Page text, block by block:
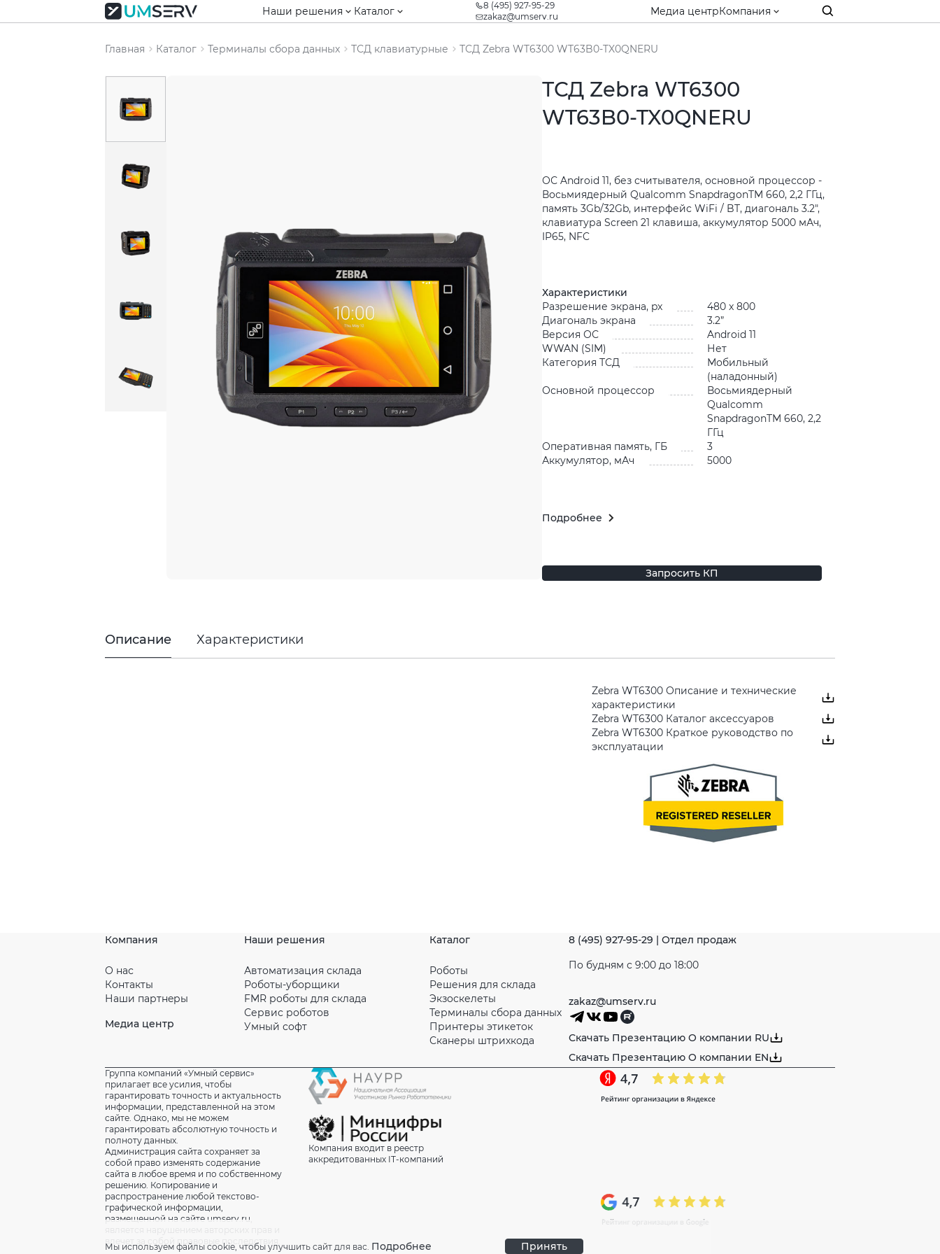
Наши решения Каталог
8 (495) 927-95-29
zakaz@umserv.ru
Медиа центрКомпания
Главная Каталог Терминалы сбора данных ТСД клавиатурные ТСД Zebra WT6300 WT63B0-TX0QNERU
ТСД Zebra WT6300
WT63B0-TX0QNERU
ОС Android 11, без считывателя, основной процессор -
Восьмиядерный Qualcomm SnapdragonTM 660, 2,2 ГГц,
память 3Gb/32Gb, интерфейс WiFi / BT, диагональ 3.2",
клавиатура Screen 21 клавиша, аккумулятор 5000 мАч,
IP65, NFC
Характеристики
Разрешение экрана, px
480 x 800
Диагональ экрана
3.2”
Версия ОС
Android 11
WWAN (SIM)
Нет
Категория ТСД
Мобильный
(наладонный)
Основной процессор
Восьмиядерный
Qualcomm
SnapdragonTM 660, 2,2
ГГц
Оперативная память, ГБ
3
Аккумулятор, мАч
5000
Подробнее
Запросить КП
Описание Характеристики
Zebra WT6300 Описание и технические
характеристики
Zebra WT6300 Каталог аксессуаров
Zebra WT6300 Краткое руководство по
эксплуатации
Компания
О нас
Контакты
Наши партнeры
Медиа центр
Наши решения
Автоматизация склада
Роботы-уборщики
FMR роботы для склада
Сервис роботов
Умный софт
Каталог
Роботы
Решения для склада
Экзоскелеты
Терминалы сбора данных
Принтеры этикеток
Сканеры штрихкода
8 (495) 927-95-29 | Отдел продаж
По будням с 9:00 до 18:00
zakaz@umserv.ru
Скачать Презентацию О компании RU
Скачать Презентацию О компании EN
Группа компаний «Умный сервис»
прилагает все усилия, чтобы
гарантировать точность и актуальность
информации, представленной на этом
сайте. Однако, мы не можем
гарантировать абсолютную точность и
полноту данных.
Администрация сайта сохраняет за
собой право изменять содержание
сайта в любое время и по собственному
решению. Копирование и
распространение любой текстово-
графической информации,
размещенной на сайте umserv.ru,
влечет за собой правовые последствия.
Компания входит в реестр
аккредитованных IT-компаний
Мы используем файлы cookie, чтобы улучшить сайт для вас. Подробнее Принять